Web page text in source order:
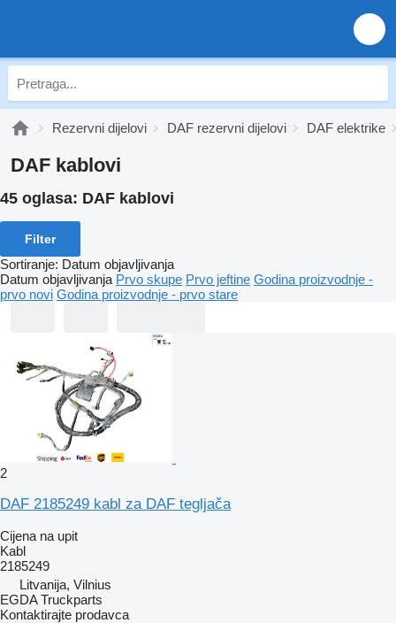
Rezervni dijelovi DAF rezervni dijelovi DAF elektrike
DAF kablovi
45 oglasa: DAF kablovi
Filter
Sortiranje: Datum objavljivanja
Datum objavljivanja Prvo skupe Prvo jeftine Godina proizvodnje -
prvo novi Godina proizvodnje - prvo stare
2
DAF 2185249 kabl za DAF tegljača
Cijena na upit
Kabl
2185249
Litvanija, Vilnius
EGDA Truckparts
Kontaktirajte prodavca